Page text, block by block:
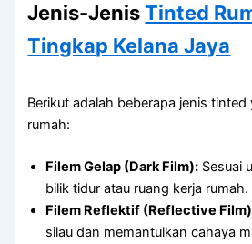
Jenis-JenisTinted
Tingkap Kelana Jaya
Berikut adalah beberapa jenis
rumah:
Filem Gelap (Dark Film): Sesuai
bilik tidur atau ruang kerja rumah.
Filem Reflektif (Reflective
silau dan memantulkan cahaya